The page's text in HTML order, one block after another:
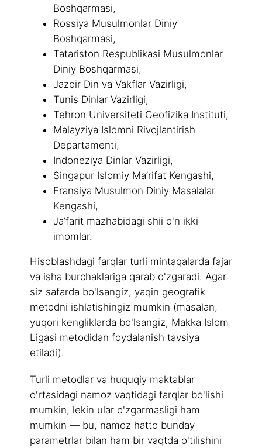
Boshqarmasi,
Rossiya Musulmonlar Diniy
Boshqarmasi,
Tatariston Respublikasi Musulmonlar
Diniy Boshqarmasi,
Jazoir Din va Vakflar Vazirligi,
Tunis Dinlar Vazirligi,
Tehron Universiteti Geofizika Instituti,
Malayziya Islomni Rivojlantirish
Departamenti,
Indoneziya Dinlar Vazirligi,
Singapur Islomiy Ma’rifat Kengashi,
Fransiya Musulmon Diniy Masalalar
Kengashi,
Ja’farit mazhabidagi shii o'n ikki
imomlar.
Hisoblashdagi farqlar turli mintaqalarda fajar
va isha burchaklariga qarab o'zgaradi. Agar
siz safarda bo'lsangiz, yaqin geografik
metodni ishlatishingiz mumkin (masalan,
yuqori kengliklarda bo'lsangiz, Makka Islom
Ligasi metodidan foydalanish tavsiya
etiladi).
Turli metodlar va huquqiy maktablar
o'rtasidagi namoz vaqtidagi farqlar bo'lishi
mumkin, lekin ular o'zgarmasligi ham
mumkin — bu, namoz hatto bunday
parametrlar bilan ham bir vaqtda o'tilishini